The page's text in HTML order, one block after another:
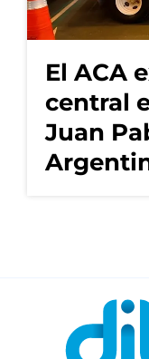
El ACA
central
Juan